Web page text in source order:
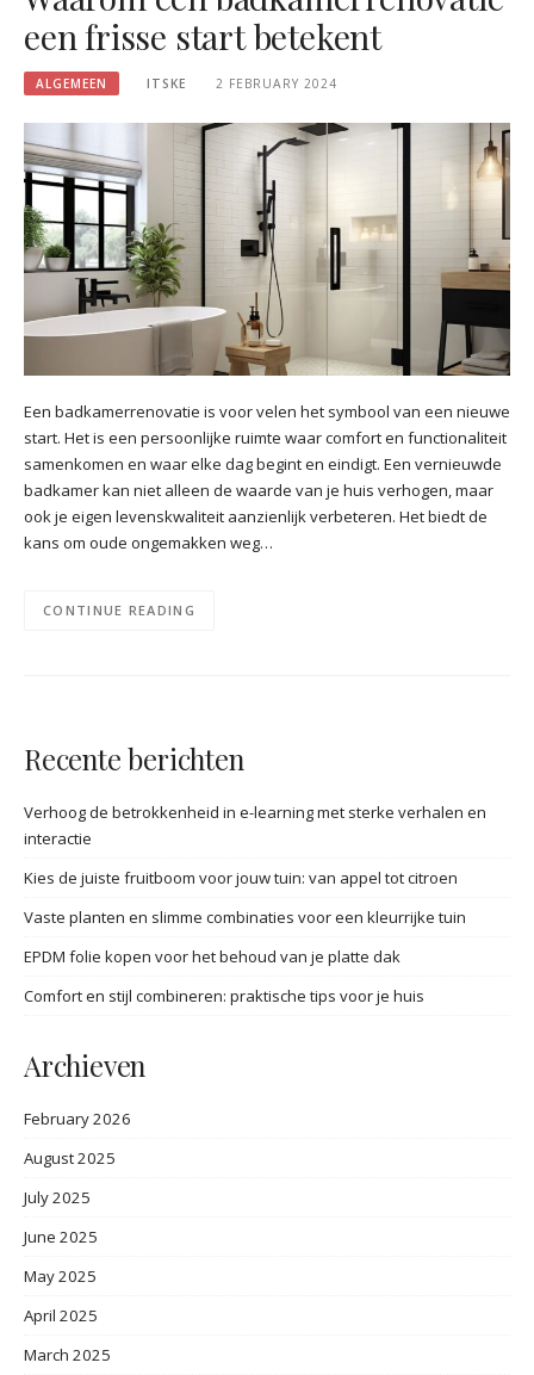
een frisse start betekent
ALGEMEEN ITSKE 2 FEBRUARY 2024
Een badkamerrenovatie is voor velen het symbool van een nieuwe
start. Het is een persoonlijke ruimte waar comfort en functionaliteit
samenkomen en waar elke dag begint en eindigt. Een vernieuwde
badkamer kan niet alleen de waarde van je huis verhogen, maar
ook je eigen levenskwaliteit aanzienlijk verbeteren. Het biedt de
kans om oude ongemakken weg…
CONTINUE READING
Recente berichten
Verhoog de betrokkenheid in e-learning met sterke verhalen en
interactie
Kies de juiste fruitboom voor jouw tuin: van appel tot citroen
Vaste planten en slimme combinaties voor een kleurrijke tuin
EPDM folie kopen voor het behoud van je platte dak
Comfort en stijl combineren: praktische tips voor je huis
Archieven
February 2026
August 2025
July 2025
June 2025
May 2025
April 2025
March 2025